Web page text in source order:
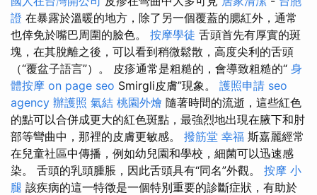
證 在暴露於溫暖的地方，除了另一個覆蓋的腮紅外，通常
也倖免於嘴巴周圍的臉色。 按摩學徒 舌頭首先有厚實的斑
塊，在其脫離之後，可以看到稍微鬆散，高度尖利的舌頭
（“覆盆子語言”）。 皮疹通常是粗糙的，會導致粗糙的“ 身
體按摩 on page seo Smirgli皮膚”現象。 護照申請 seo
agency 辦護照 氣結 桃園外燴 隨著時間的流逝，這些紅色
的點可以合併成更大的紅色斑點，最強烈地出現在腋下和肘
部等彎曲中，那裡的皮膚更敏感。 撥筋堂 幸福 斯嘉麗經常
在兒童社區中傳播，例如幼兒園和學校，細菌可以迅速感
染。 舌頭的乳頭腫脹，因此舌頭具有“同名”外觀。 按摩 小
腿 該疾病的這一特徵是一個特別重要的診斷症狀，有助於